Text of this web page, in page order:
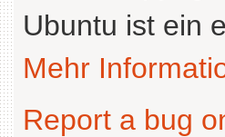
Ubuntu ist ein
Mehr
Report a bug